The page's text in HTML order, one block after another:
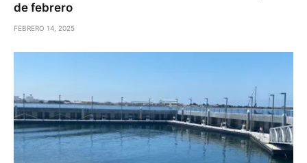
de febrero
FEBRERO 14, 2025